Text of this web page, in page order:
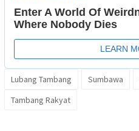
Lubang Tambang Sumbawa
Tambang Rakyat